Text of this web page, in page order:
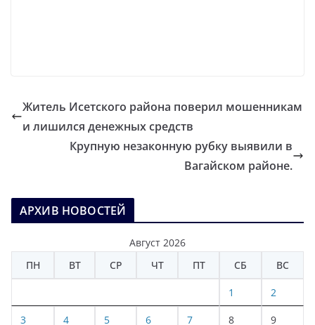
Житель Исетского района поверил мошенникам
и лишился денежных средств
Крупную незаконную рубку выявили в
Вагайском районе.
АРХИВ НОВОСТЕЙ
Август 2026
ПН
ВТ СР ЧТ ПТ СБ ВС
1 2
3 4 5 6 7 8 9